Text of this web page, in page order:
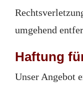
umgehend
Haftung
Unser Angebot